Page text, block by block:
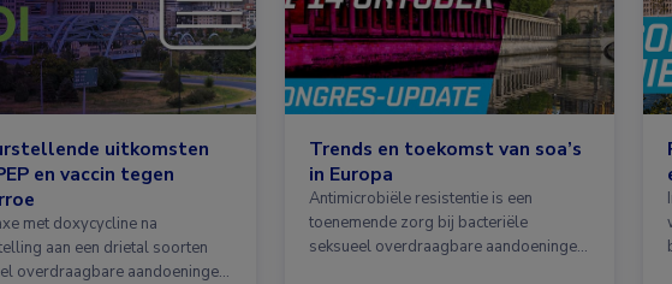
uitkomsten
en vaccin tegen
met doxycycline na
aan een drietal soorten
overdraagbare aandoeningen
Trends en toekomst van soa’s
in Europa
Antimicrobiële resistentie is een
toenemende zorg bij bacteriële
seksueel overdraagbare aandoeningen.